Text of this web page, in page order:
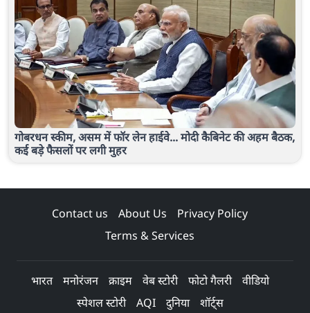
गोबरधन स्कीम, असम में फॉर लेन हाईवे... मोदी कैबिनेट की अहम बैठक,
कई बड़े फैसलों पर लगी मुहर
Contact us About Us
Privacy Policy
Terms & Services
भारत मनोरंजन क्राइम वेब स्टोरी फोटो गैलरी
वीडियो
स्पेशल स्टोरी
AQI दुनिया शॉर्ट्स